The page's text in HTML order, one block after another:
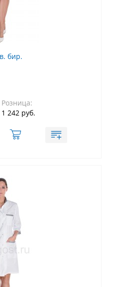
бир.
Розница:
1 242 руб.